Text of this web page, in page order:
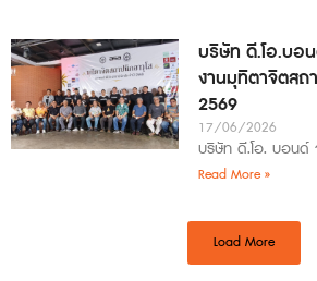
บริษัท ดี.โอ.บอ
งานมุทิตาจิตสถ
2569
17/06/2026
บริษัท ดี.โอ. บอนด์
Read More »
Load More